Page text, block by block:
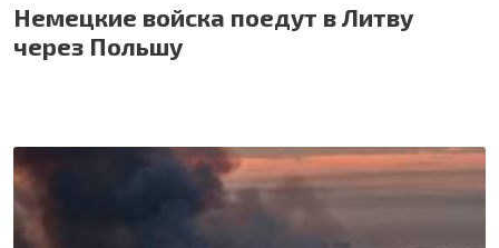
Немецкие войска поедут в Литву
через Польшу